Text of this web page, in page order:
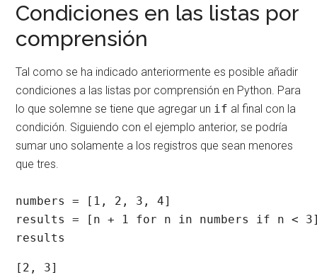
Condiciones en las listas por
comprensión
Tal como se ha indicado anteriormente es posible añadir
condiciones a las listas por comprensión en Python. Para
lo que solemne se tiene que agregar un if al final con la
condición. Siguiendo con el ejemplo anterior, se podría
sumar uno solamente a los registros que sean menores
que tres.
numbers = [1, 2, 3, 4]
results = [n + 1 for n in numbers if n <
results
[2, 3]